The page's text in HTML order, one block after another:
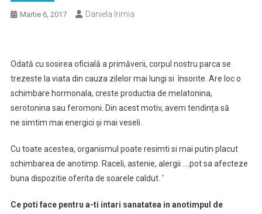
Martie 6, 2017 Daniela Irimia
Odată cu sosirea oficială a primăverii, corpul nostru parca se
trezeste la viata din cauza zilelor mai lungi si însorite. Are loc o
schimbare hormonala, creste productia de melatonina,
serotonina sau feromoni. Din acest motiv, avem tendința să
ne simtim mai energici și mai veseli.
Cu toate acestea, organismul poate resimti si mai putin placut
schimbarea de anotimp. Raceli, astenie, alergii ….pot sa afecteze
buna dispozitie oferita de soarele caldut. ‘
Ce poti face pentru a-ti intari sanatatea in anotimpul de